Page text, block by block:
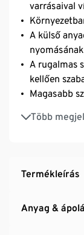
varrásaival
A külső
A rugalmas
kellően
Magasabb
Több
Rejtett
Termékleírás
Anyag &